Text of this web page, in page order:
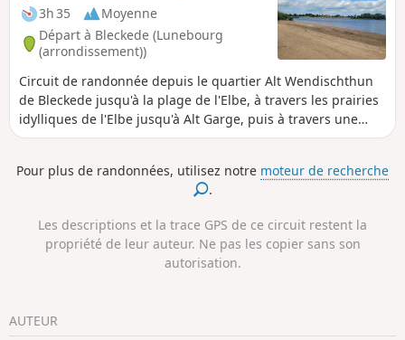
3h 35
Moyenne
Départ à Bleckede (Lunebourg
(arrondissement))
Circuit de randonnée depuis le quartier Alt Wendischthun
de Bleckede jusqu'à la plage de l'Elbe, à travers les prairies
idylliques de l'Elbe jusqu'à Alt Garge, puis à travers une
zone boisée pour revenir au point de départ.
Pour plus de randonnées, utilisez notre moteur de recherche
.
Les descriptions et la trace GPS de ce circuit restent la
propriété de leur auteur. Ne pas les copier sans son
autorisation.
AUTEUR